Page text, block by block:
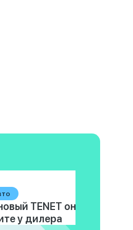
TENET онлайн
у дилера